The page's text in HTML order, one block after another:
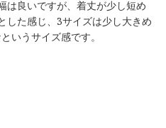
は良いですが、着丈が少し短め
した感じ、3サイズは少し大きめ
いうサイズ感です。